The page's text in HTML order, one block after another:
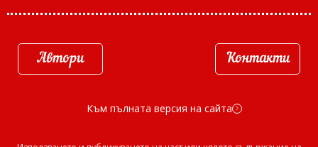
Автори Контакти
Към пълната версия на сайта d